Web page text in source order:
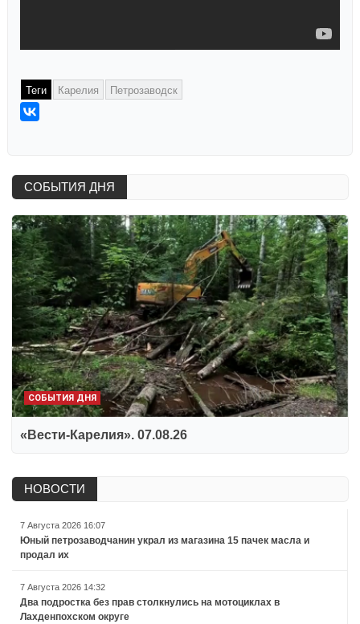
Теги Карелия Петрозаводск
СОБЫТИЯ ДНЯ
СОБЫТИЯ ДНЯ
«Вести-Карелия». 07.08.26
НОВОСТИ
7 Августа 2026 16:07
Юный петрозаводчанин украл из магазина 15 пачек масла и
продал их
7 Августа 2026 14:32
Два подростка без прав столкнулись на мотоциклах в
Лахденпохском округе